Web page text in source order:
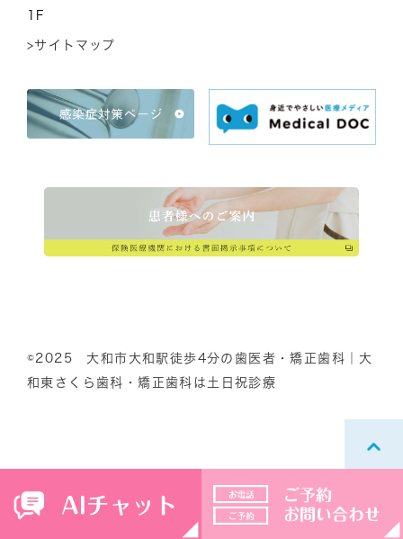
1F
>サイトマップ
©2025 大和市大和駅徒歩4分の歯医者・矯正歯科｜大
和東さくら歯科・矯正歯科は土日祝診療